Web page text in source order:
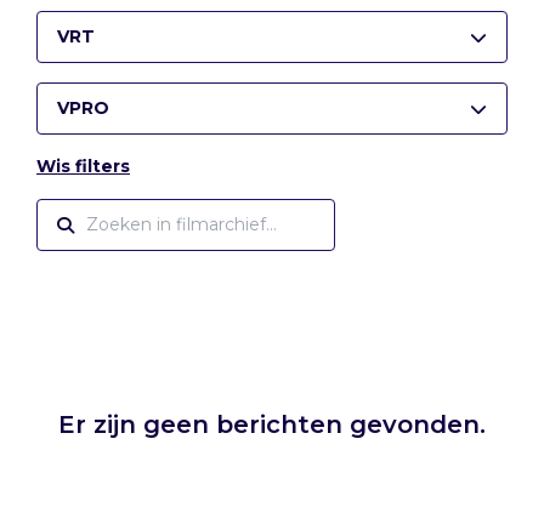
VRT
VPRO
Wis filters
Er zijn geen berichten gevonden.